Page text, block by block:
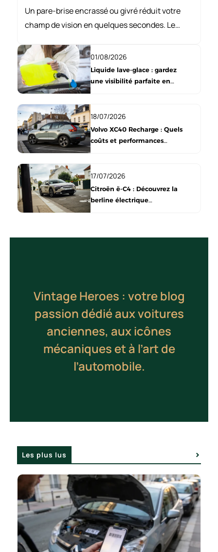
voiture
Un pare-brise encrassé ou givré réduit votre
champ de vision en quelques secondes. Le
secondaire : c’est un composant de sécurité
active que vous utilisez à chaque trajet.
Pourtant, beaucoup de conducteurs se
contentent d’un produit quelconque, sans
tenir compte de la saison, de la composition ou
du format.
01/08/2026
Liquide lave-glace : gardez
une visibilité parfaite en
18/07/2026
Volvo XC40 Recharge : Quels
coûts et performances
17/07/2026
Citroën ë-C4 : Découvrez la
berline électrique
Vintage Heroes : votre blog
passion dédié aux voitures
anciennes, aux icônes
mécaniques et à l’art de
l’automobile.
Les plus lus